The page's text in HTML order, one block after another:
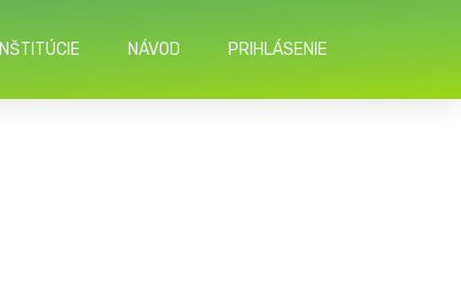
INŠTITÚCIE NÁVOD PRIHLÁSENIE